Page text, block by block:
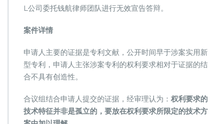
整
体
有
技
L公司委托钱航律师团队进行无效宣告答辩。
案件详情
申请人主要的证据是专利文献，公开时间早于涉案实用新
型专利，申请人主张涉案专利的权利要求相对于证据的结
合不具有创造性。
合议组结合申请人提交的证据，经审理认为： 权利要求的
技术特征并非是孤立的，要放在权利要求所限定的技术方